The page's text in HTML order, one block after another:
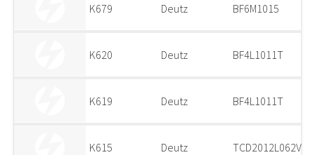
K679 Deutz BF6M1015
K620 Deutz BF4L1011T
K619 Deutz BF4L1011T
K615 Deutz TCD2012L062V